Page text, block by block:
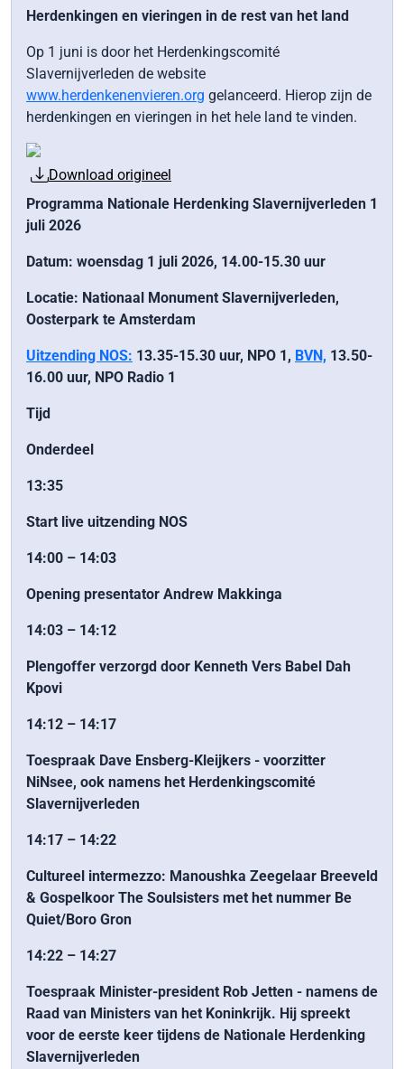
Herdenkingen en vieringen in de rest van het land
Op 1 juni is door het Herdenkingscomité
Slavernijverleden de website
www.herdenkenenvieren.org gelanceerd. Hierop zijn de
herdenkingen en vieringen in het hele land te vinden.
Download origineel
Programma Nationale Herdenking Slavernijverleden 1
juli 2026
Datum: woensdag 1 juli 2026, 14.00-15.30 uur
Locatie: Nationaal Monument Slavernijverleden,
Oosterpark te Amsterdam
Uitzending NOS: 13.35-15.30 uur, NPO 1, BVN, 13.50-
16.00 uur, NPO Radio 1
Tijd
Onderdeel
13:35
Start live uitzending NOS
14:00 – 14:03
Opening presentator Andrew Makkinga
14:03 – 14:12
Plengoffer verzorgd door Kenneth Vers Babel Dah
Kpovi
14:12 – 14:17
Toespraak Dave Ensberg-Kleijkers - voorzitter
NiNsee, ook namens het Herdenkingscomité
Slavernijverleden
14:17 – 14:22
Cultureel intermezzo: Manoushka Zeegelaar Breeveld
& Gospelkoor The Soulsisters met het nummer Be
Quiet/Boro Gron
14:22 – 14:27
Toespraak Minister-president Rob Jetten - namens de
Raad van Ministers van het Koninkrijk. Hij spreekt
voor de eerste keer tijdens de Nationale Herdenking
Slavernijverleden